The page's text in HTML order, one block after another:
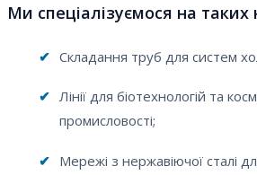
Ми спеціалізуємося на таких
✔ Складання труб для систем
✔ Лінії для біотехнологій та
промисловості;
✔ Мережі з нержавіючої сталі